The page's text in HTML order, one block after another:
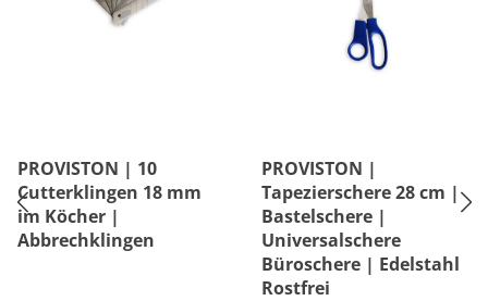
PROVISTON | 10
Cutterklingen 18 mm
im Köcher |
Abbrechklingen
PROVISTON |
Tapezierschere 28 cm |
Bastelschere |
Universalschere
Büroschere | Edelstahl
Rostfrei